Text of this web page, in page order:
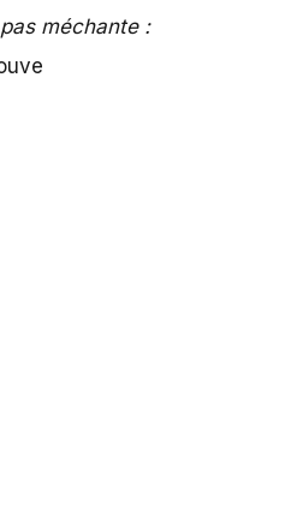
méchante :